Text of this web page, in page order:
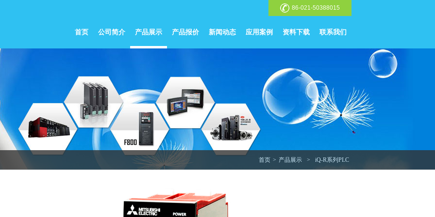
86-021-50388015
首页 公司简介 产品展示 产品报价 新闻动态 应用案例 资料下载 联系我们
首页 > 产品展示 > iQ-R系列PLC